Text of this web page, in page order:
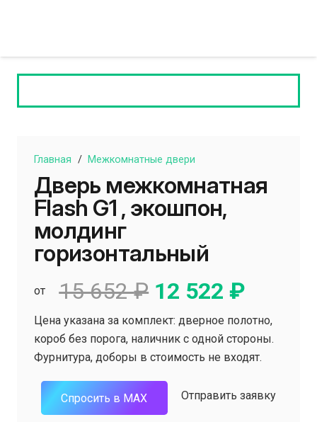
Главная / Межкомнатные двери
Дверь межкомнатная
Flash G1 , экошпон,
молдинг
горизонтальный
от 15 652₽
составляла
15
652 ₽.
12 522₽
12
522 ₽.
Цена указана за комплект: дверное полотно,
короб без порога, наличник с одной стороны.
Фурнитура, доборы в стоимость не входят.
Спросить в MAX Отправить заявку